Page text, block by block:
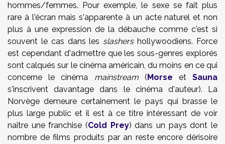
hommes/femmes. Pour exemple, le sexe se fait plus
rare à l'écran mais s'apparente à un acte naturel et non
plus à une expression de la débauche comme c'est si
souvent le cas dans les slashershollywoodiens. Force
est cependant d'admettre que les sous-genres explorés
sont calqués sur le cinéma américain, du moins en ce qui
concerne le cinéma mainstream(Morse etSauna
s'inscrivent davantage dans le cinéma d'auteur). La
Norvège demeure certainement le pays qui brasse le
plus large public et il est à ce titre intéressant de voir
naître une franchise (Cold Prey) dans un pays dont le
nombre de films produits par an reste encore dérisoire